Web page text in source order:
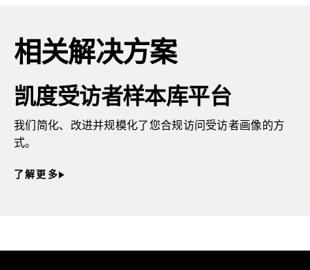
相关解决方案
凯度受访者样本库平台
我们简化、改进并规模化了您合规访问受访者画像的方
式。
了解更多